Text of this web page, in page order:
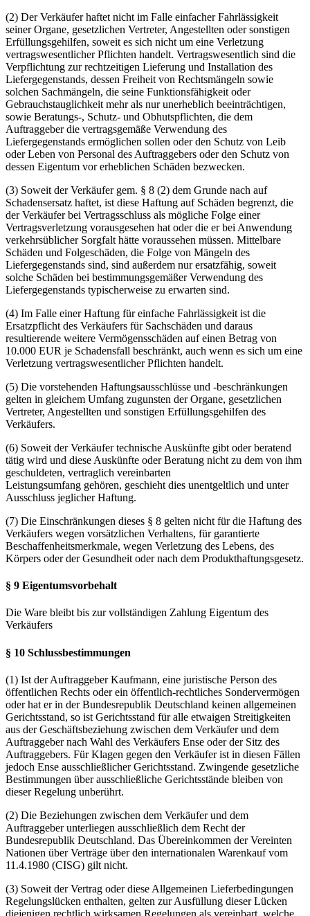
(2) Der Verkäufer haftet nicht im Falle einfacher Fahrlässigkeit
seiner Organe, gesetzlichen Vertreter, Angestellten oder sonstigen
Erfüllungsgehilfen, soweit es sich nicht um eine Verletzung
vertragswesentlicher Pflichten handelt. Vertragswesentlich sind die
Verpflichtung zur rechtzeitigen Lieferung und Installation des
Liefergegenstands, dessen Freiheit von Rechtsmängeln sowie
solchen Sachmängeln, die seine Funktionsfähigkeit oder
Gebrauchstauglichkeit mehr als nur unerheblich beeinträchtigen,
sowie Beratungs-, Schutz- und Obhutspflichten, die dem
Auftraggeber die vertragsgemäße Verwendung des
Liefergegenstands ermöglichen sollen oder den Schutz von Leib
oder Leben von Personal des Auftraggebers oder den Schutz von
dessen Eigentum vor erheblichen Schäden bezwecken.
(3) Soweit der Verkäufer gem. § 8 (2) dem Grunde nach auf
Schadensersatz haftet, ist diese Haftung auf Schäden begrenzt, die
der Verkäufer bei Vertragsschluss als mögliche Folge einer
Vertragsverletzung vorausgesehen hat oder die er bei Anwendung
verkehrsüblicher Sorgfalt hätte voraussehen müssen. Mittelbare
Schäden und Folgeschäden, die Folge von Mängeln des
Liefergegenstands sind, sind außerdem nur ersatzfähig, soweit
solche Schäden bei bestimmungsgemäßer Verwendung des
Liefergegenstands typischerweise zu erwarten sind.
(4) Im Falle einer Haftung für einfache Fahrlässigkeit ist die
Ersatzpflicht des Verkäufers für Sachschäden und daraus
resultierende weitere Vermögensschäden auf einen Betrag von
10.000 EUR je Schadensfall beschränkt, auch wenn es sich um eine
Verletzung vertragswesentlicher Pflichten handelt.
(5) Die vorstehenden Haftungsausschlüsse und -beschränkungen
gelten in gleichem Umfang zugunsten der Organe, gesetzlichen
Vertreter, Angestellten und sonstigen Erfüllungsgehilfen des
Verkäufers.
(6) Soweit der Verkäufer technische Auskünfte gibt oder beratend
tätig wird und diese Auskünfte oder Beratung nicht zu dem von ihm
geschuldeten, vertraglich vereinbarten
Leistungsumfang gehören, geschieht dies unentgeltlich und unter
Ausschluss jeglicher Haftung.
(7) Die Einschränkungen dieses § 8 gelten nicht für die Haftung des
Verkäufers wegen vorsätzlichen Verhaltens, für garantierte
Beschaffenheitsmerkmale, wegen Verletzung des Lebens, des
Körpers oder der Gesundheit oder nach dem Produkthaftungsgesetz.
§ 9 Eigentumsvorbehalt
Die Ware bleibt bis zur vollständigen Zahlung Eigentum des
Verkäufers
§ 10 Schlussbestimmungen
(1) Ist der Auftraggeber Kaufmann, eine juristische Person des
öffentlichen Rechts oder ein öffentlich-rechtliches Sondervermögen
oder hat er in der Bundesrepublik Deutschland keinen allgemeinen
Gerichtsstand, so ist Gerichtsstand für alle etwaigen Streitigkeiten
aus der Geschäftsbeziehung zwischen dem Verkäufer und dem
Auftraggeber nach Wahl des Verkäufers Ense oder der Sitz des
Auftraggebers. Für Klagen gegen den Verkäufer ist in diesen Fällen
jedoch Ense ausschließlicher Gerichtsstand. Zwingende gesetzliche
Bestimmungen über ausschließliche Gerichtsstände bleiben von
dieser Regelung unberührt.
(2) Die Beziehungen zwischen dem Verkäufer und dem
Auftraggeber unterliegen ausschließlich dem Recht der
Bundesrepublik Deutschland. Das Übereinkommen der Vereinten
Nationen über Verträge über den internationalen Warenkauf vom
11.4.1980 (CISG) gilt nicht.
(3) Soweit der Vertrag oder diese Allgemeinen Lieferbedingungen
Regelungslücken enthalten, gelten zur Ausfüllung dieser Lücken
diejenigen rechtlich wirksamen Regelungen als vereinbart, welche